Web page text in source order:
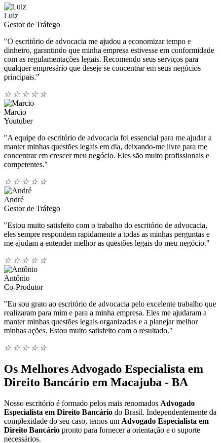
Luiz
Gestor de Tráfego
"O escritório de advocacia me ajudou a economizar tempo e
dinheiro, garantindo que minha empresa estivesse em conformidade
com as regulamentações legais. Recomendo seus serviços para
qualquer empresário que deseje se concentrar em seus negócios
principais."
☆ ☆ ☆ ☆ ☆
Marcio
Youtuber
"A equipe do escritório de advocacia foi essencial para me ajudar a
manter minhas questões legais em dia, deixando-me livre para me
concentrar em crescer meu negócio. Eles são muito profissionais e
competentes."
☆ ☆ ☆ ☆ ☆
André
Gestor de Tráfego
"Estou muito satisfeito com o trabalho do escritório de advocacia,
eles sempre respondem rapidamente a todas as minhas perguntas e
me ajudam a entender melhor as questões legais do meu negócio."
☆ ☆ ☆ ☆ ☆
Antônio
Co-Produtor
"Eu sou grato ao escritório de advocacia pelo excelente trabalho que
realizaram para mim e para a minha empresa. Eles me ajudaram a
manter minhas questões legais organizadas e a planejar melhor
minhas ações. Estou muito satisfeito com o resultado."
☆ ☆ ☆ ☆ ☆
Os Melhores Advogado Especialista em
Direito Bancário em Macajuba - BA
Nosso escritório é formado pelos mais renomados Advogado
Especialista em Direito Bancário do Brasil. Independentemente da
complexidade do seu caso, temos um Advogado Especialista em
Direito Bancário pronto para fornecer a orientação e o suporte
necessários.